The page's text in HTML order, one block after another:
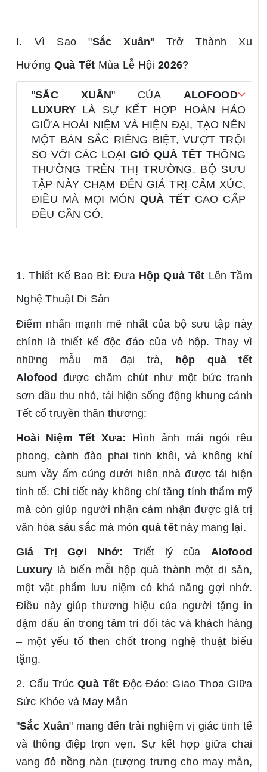
I. Vì Sao "Sắc Xuân" Trở Thành Xu
Hướng Quà Tết Mùa Lễ Hội2026?
"SẮC XUÂN" CỦA ALOFOOD
LUXURY LÀ SỰ KẾT HỢP HOÀN HẢO
GIỮA HOÀI NIỆM VÀ HIỆN ĐẠI, TẠO NÊN
MỘT BẢN SẮC RIÊNG BIỆT, VƯỢT TRỘI
SO VỚI CÁC LOẠIGIỎ QUÀ TẾT THÔNG
THƯỜNG TRÊN THỊ TRƯỜNG. BỘ SƯU
TẬP NÀY CHẠM ĐẾN GIÁ TRỊ CẢM XÚC,
ĐIỀU MÀ MỌI MÓN QUÀ TẾT CAO CẤP
ĐỀU CẦN CÓ.
1. Thiết Kế Bao Bì: Đưa Hộp Quà Tết Lên Tầm
Nghệ Thuật Di Sản
Điểm nhấn mạnh mẽ nhất của bộ sưu tập này
chính là thiết kế độc đáo của vỏ hộp. Thay vì
những mẫu mã đại trà,
hộp quà tết
Alofood
được chăm chút như một bức tranh
sơn dầu thu nhỏ, tái hiện sống động khung cảnh
Tết cổ truyền thân thương:
Hoài Niệm Tết Xưa: Hình ảnh mái ngói rêu
phong, cành đào phai tinh khôi, và không khí
sum vầy ấm cúng dưới hiên nhà được tái hiện
tinh tế. Chi tiết này không chỉ tăng tính thẩm mỹ
mà còn giúp người nhận cảm nhận được giá trị
văn hóa sâu sắc mà món quà tết này mang lại.
Giá Trị Gợi Nhớ: Triết lý của Alofood
Luxury là biến mỗi hộp quà thành một di sản,
một vật phẩm lưu niệm có khả năng gợi nhớ.
Điều này giúp thương hiệu của người tặng in
đậm dấu ấn trong tâm trí đối tác và khách hàng
– một yếu tố then chốt trong nghệ thuật biếu
tặng.
2. Cấu TrúcQuà Tết Độc Đáo: Giao Thoa Giữa
Sức Khỏe và May Mắn
"Sắc Xuân" mang đến trải nghiệm vị giác tinh tế
và thông điệp trọn vẹn. Sự kết hợp giữa chai
vang đỏ nồng nàn (tượng trưng cho may mắn,